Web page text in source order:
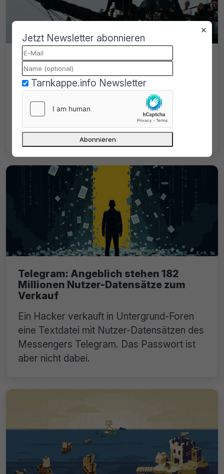
DODI Repacks reduziert Aktivität
wegen Jura-Examen und Hochzeit
DODI Repacks zieht sich teilweise zurück:
Examen beim Jurastudium, Hochzeit und
ein möglicher Job in Frankreich statt
Vollzeit-Piraterie.
Telegram: Angeblich stehen 182
Millionen Nutzer-Datensätze zum
Verkauf
Ein Hacker verkauft in Untergrund-Foren
eine Textdatei mit Nutzer-Datensätzen des
Messengers Telegram. Das Passwort ist
aber nicht dabei.
×
Jetzt Newsletter abonnieren
Tarnkappe.info Newsletter